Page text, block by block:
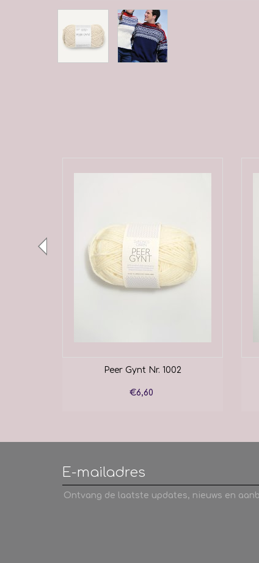
Peer Gynt Nr. 1002
€6,60
Ontvang de laatste updates, nieuws en